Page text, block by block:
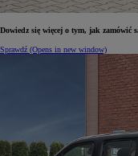
Dowiedz się więcej o tym, jak zamówić
Sprawdź (Opens in new window)